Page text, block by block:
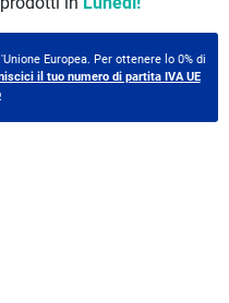
Europea. Per ottenere lo 0% di
il tuo numero di partita IVA UE